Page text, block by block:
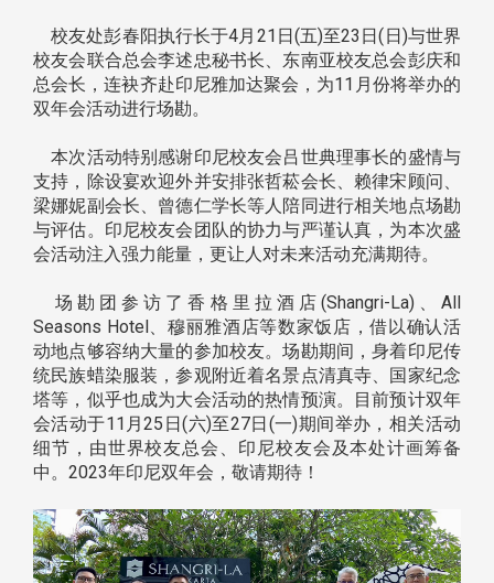
校友处彭春阳执行长于4月21日(五)至23日(日)与世界
校友会联合总会李述忠秘书长、东南亚校友总会彭庆和
总会长，连袂齐赴印尼雅加达聚会，为11月份将举办的
双年会活动进行场勘。
本次活动特别感谢印尼校友会吕世典理事长的盛情与
支持，除设宴欢迎外并安排张哲菘会长、赖律宋顾问、
梁娜妮副会长、曾德仁学长等人陪同进行相关地点场勘
与评估。印尼校友会团队的协力与严谨认真，为本次盛
会活动注入强力能量，更让人对未来活动充满期待。
场勘团参访了香格里拉酒店(Shangri-La)、All
Seasons Hotel、穆丽雅酒店等数家饭店，借以确认活
动地点够容纳大量的参加校友。场勘期间，身着印尼传
统民族蜡染服装，参观附近着名景点清真寺、国家纪念
塔等，似乎也成为大会活动的热情预演。目前预计双年
会活动于11月25日(六)至27日(一)期间举办，相关活动
细节，由世界校友总会、印尼校友会及本处计画筹备
中。2023年印尼双年会，敬请期待！